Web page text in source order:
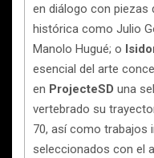
en diálogo con piezas
histórica como Julio
Manolo Hugué; o
esencial del arte
en ProjecteSD una
vertebrado su
70, así como trabajos
seleccionados con el